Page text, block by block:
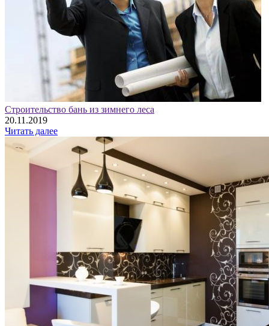
Строительство бань из зимнего леса
20.11.2019
Читать далее